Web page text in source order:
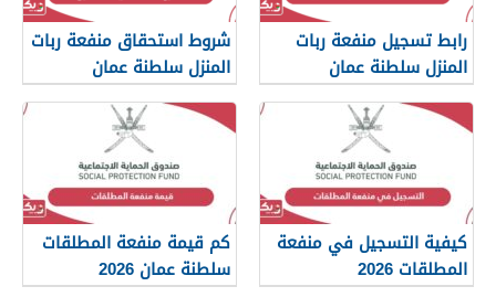
رابط تسجيل منفعة ربات
المنزل سلطنة عمان
spf.gov.om
شروط استحقاق منفعة ربات
المنزل سلطنة عمان
كيفية التسجيل في منفعة
المطلقات 2026
كم قيمة منفعة المطلقات
سلطنة عمان 2026